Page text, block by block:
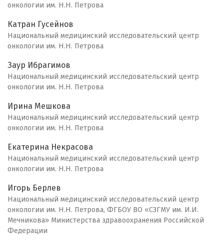
онкологии им. Н.Н. Петрова
Катран Гусейнов
Национальный медицинский исследовательский центр
онкологии им. Н.Н. Петрова
Заур Ибрагимов
Национальный медицинский исследовательский центр
онкологии им. Н.Н. Петрова
Ирина Мешкова
Национальный медицинский исследовательский центр
онкологии им. Н.Н. Петрова
Екатерина Некрасова
Национальный медицинский исследовательский центр
онкологии им. Н.Н. Петрова
Игорь Берлев
Национальный медицинский исследовательский центр
онкологии им. Н.Н. Петрова, ФГБОУ ВО «СЗГМУ им. И.И.
Мечникова» Министерства здравоохранения Российской
Федерации